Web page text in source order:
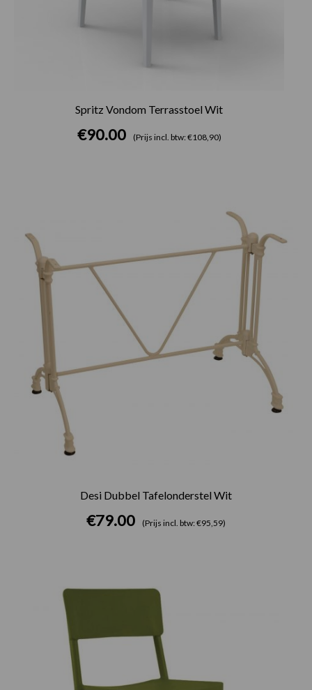
Spritz Vondom Terrasstoel Wit
€90.00 (Prijs incl. btw: €108,90)
Desi Dubbel Tafelonderstel Wit
€79.00 (Prijs incl. btw: €95,59)